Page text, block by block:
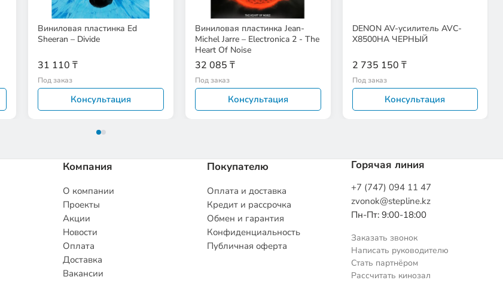
Виниловая пластинка Ed
Sheeran – Divide
31 110 ₸
Под заказ
Консультация
Виниловая пластинка Jean-
Michel Jarre – Electronica 2 - The
Heart Of Noise
32 085 ₸
Под заказ
Консультация
DENON AV-усилитель AVC-
X8500HA ЧЕРНЫЙ
2 735 150 ₸
Под заказ
Консультация
Компания
О компании
Проекты
Акции
Новости
Оплата
Доставка
Вакансии
Покупателю
Оплата и доставка
Кредит и рассрочка
Обмен и гарантия
Конфиденциальность
Публичная оферта
Горячая линия
+7 (747) 094 11 47
zvonok@stepline.kz
Пн-Пт: 9:00-18:00
Заказать звонок
Написать руководителю
Стать партнёром
Рассчитать кинозал